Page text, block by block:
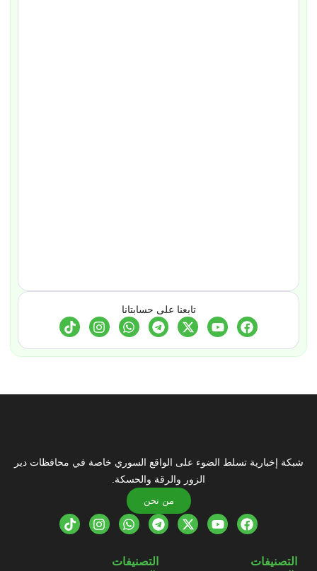
تابعنا على حسابتانا
شبكة إخبارية تسلط الضوء على الواقع السوري خاصة في محافظات دير
الزور والرقة والحسكة.
من نحن
التصنيفات التصنيفات